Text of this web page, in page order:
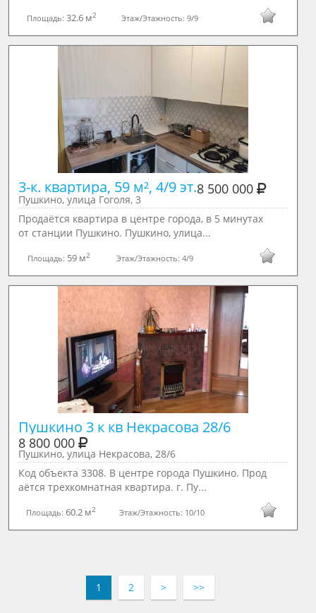
Площадь:32.6 м2 Этаж/Этажность:9/9
3-к. квартира, 59 м², 4/9 эт.8 500 000
Пушкино, улица Гоголя, 3
Продаётся квартира в центре города, в 5 минутах
от станции Пушкино. Пушкино, улица...
Площадь: 59 м2 Этаж/Этажность:4/9
Пушкино 3 к кв Некрасова 28/6
8 800 000
Пушкино, улица Некрасова, 28/6
Код объекта 3308. В центре города Пушкино. Прод
аётся трехкомнатная квартира. г. Пу...
Площадь:60.2 м2 Этаж/Этажность: 10/10
1 2 > >>